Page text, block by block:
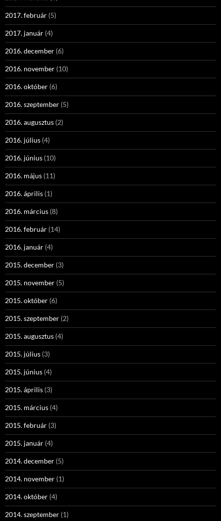
2017. február (5)
2017. január (4)
2016. december (6)
2016. november (10)
2016. október (6)
2016. szeptember (5)
2016. augusztus (2)
2016. július (4)
2016. június (10)
2016. május (11)
2016. április (1)
2016. március (8)
2016. február (14)
2016. január (4)
2015. december (3)
2015. november (5)
2015. október (6)
2015. szeptember (2)
2015. augusztus (4)
2015. július (3)
2015. június (4)
2015. április (3)
2015. március (4)
2015. február (3)
2015. január (4)
2014. december (5)
2014. november (1)
2014. október (4)
2014. szeptember (1)